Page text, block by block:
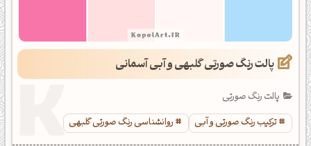
پالت رنگ صورتی گلبهی و آبی آسمانی
پالت رنگ صورتی
ترکیب رنگ صورتی و آبی
روانشناسی رنگ صورتی گلبهی